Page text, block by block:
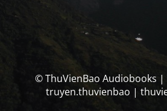
© ThuVienBao Audiobooks
truyen.thuvienbao |